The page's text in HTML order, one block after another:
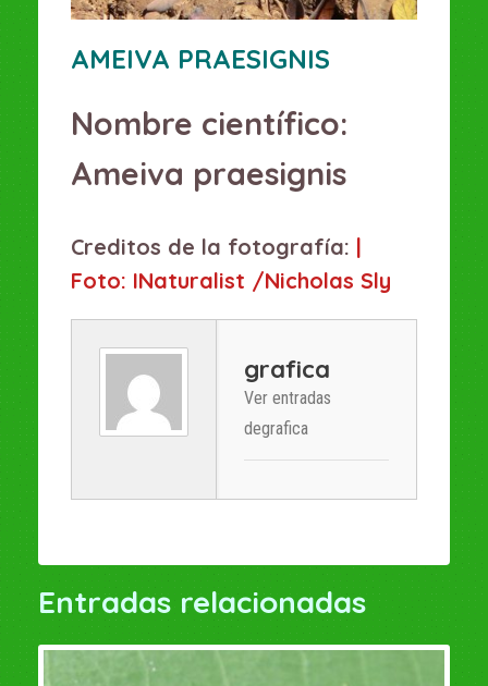
AMEIVA PRAESIGNIS
Ameiva praesignis
|
Foto: INaturalist /Nicholas Sly
grafica
Ver entradas
degrafica
Entradas relacionadas